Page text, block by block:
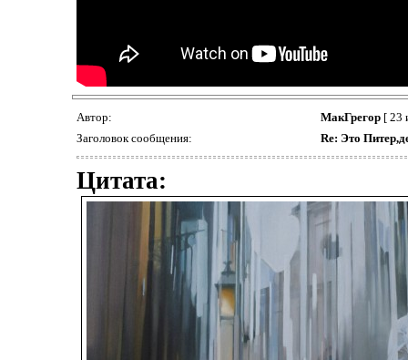
Автор: МакГрегор[ 23
Заголовок сообщения:
Re: Это
Цитата: